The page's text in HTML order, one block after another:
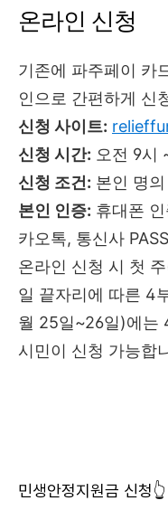
온라인 신청
기존에 파주페이 카
인으로 간편하게 신
신청 사이트:
신청 시간: 오전 9시
신청 조건: 본인 명
본인 인증: 휴대폰
카오톡, 통신사
온라인 신청 시 첫
일 끝자리에 따른 4
월 25일~26일)에는
시민이 신청 가능합
민생안정지원금 신청👆